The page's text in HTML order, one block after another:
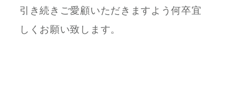
引き続きご愛顧いただきますよう何卒宜
しくお願い致します。